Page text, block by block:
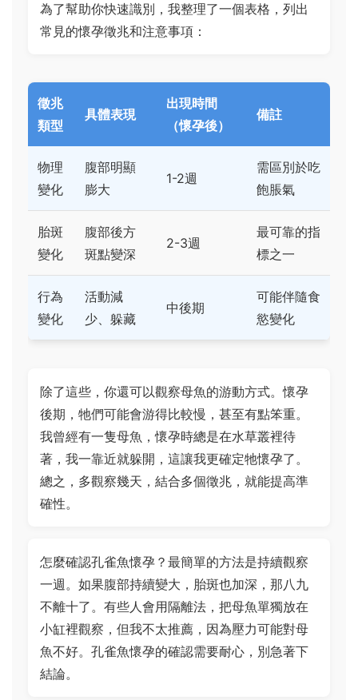
為了幫助你快速識別，我整理了一個表格，列出
常見的懷孕徵兆和注意事項：
徵兆
類型
具體表現
出現時間
（懷孕後）
備註
物理
變化
腹部明顯
膨大
1-2週
需區別於吃
飽脹氣
胎斑
變化
腹部後方
斑點變深
2-3週
最可靠的指
標之一
行為
變化
活動減
少、躲藏
中後期
可能伴隨食
慾變化
除了這些，你還可以觀察母魚的游動方式。懷孕
後期，牠們可能會游得比較慢，甚至有點笨重。
我曾經有一隻母魚，懷孕時總是在水草叢裡待
著，我一靠近就躲開，這讓我更確定牠懷孕了。
總之，多觀察幾天，結合多個徵兆，就能提高準
確性。
怎麼確認孔雀魚懷孕？最簡單的方法是持續觀察
一週。如果腹部持續變大，胎斑也加深，那八九
不離十了。有些人會用隔離法，把母魚單獨放在
小缸裡觀察，但我不太推薦，因為壓力可能對母
魚不好。孔雀魚懷孕的確認需要耐心，別急著下
結論。